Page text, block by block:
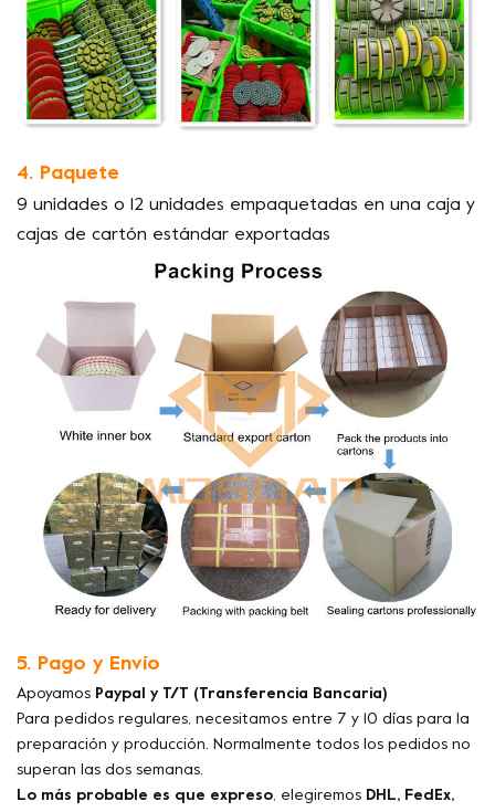
4. Paquete
9 unidades o 12 unidades empaquetadas en una caja y
cajas de cartón estándar exportadas
5. Pago y Envío
Apoyamos Paypal y T/T (Transferencia Bancaria)
Para pedidos regulares, necesitamos entre 7 y 10 días para la
preparación y producción. Normalmente todos los pedidos no
superan las dos semanas.
Lo más probable es que expreso, elegiremos DHL, FedEx,